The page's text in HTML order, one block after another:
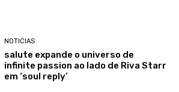
NOTICIAS
salute expande o universo de
infinite passion ao lado de Riva Starr
em ‘soul reply’